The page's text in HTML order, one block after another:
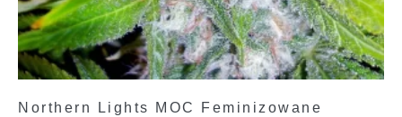
Northern Lights MOC Feminizowane